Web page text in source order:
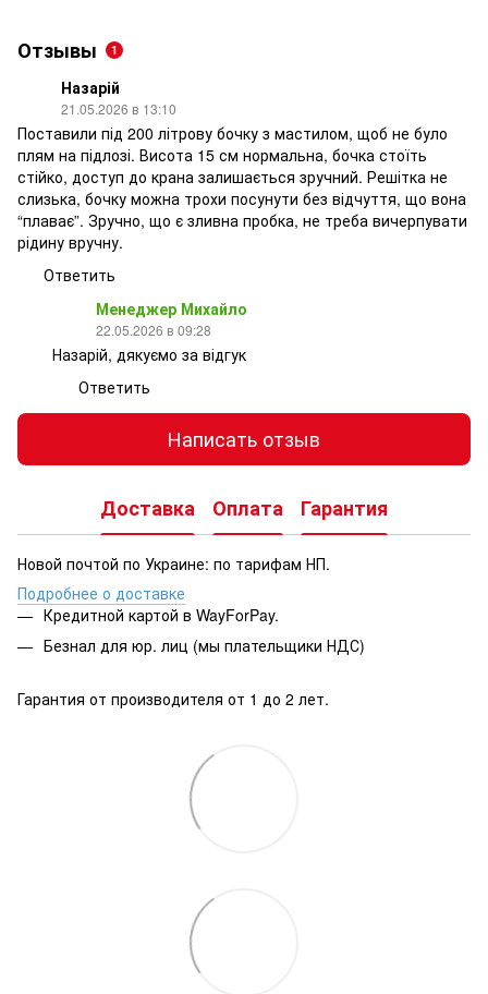
Отзывы 1
Назарій
21.05.2026 в 13:10
Поставили під 200 літрову бочку з мастилом, щоб не було
плям на підлозі. Висота 15 см нормальна, бочка стоїть
стійко, доступ до крана залишається зручний. Решітка не
слизька, бочку можна трохи посунути без відчуття, що вона
“плаває”. Зручно, що є зливна пробка, не треба вичерпувати
рідину вручну.
Ответить
Менеджер Михайло
22.05.2026 в 09:28
Назарій, дякуємо за відгук
Ответить
Написать отзыв
Доставка Оплата Гарантия
Новой почтой по Украине: по тарифам НП.
Подробнее о доставке
Кредитной картой в WayForPay.
Безнал для юр. лиц (мы плательщики НДС)
Гарантия от производителя от 1 до 2 лет.